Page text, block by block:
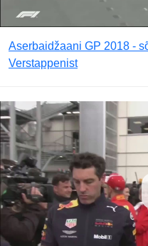
Aserbaidžaani GP 2018 -
Verstappenist